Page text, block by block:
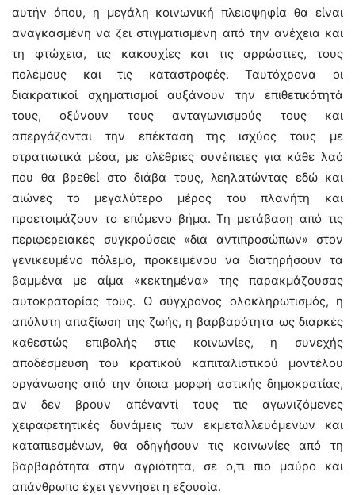
αυτήν όπου, η μεγάλη κοινωνική πλειοψηφία θα είναι
αναγκασμένη να ζει στιγματισμένη από την ανέχεια και
τη φτώχεια, τις κακουχίες και τις αρρώστιες, τους
πολέμους και τις καταστροφές. Ταυτόχρονα οι
διακρατικοί σχηματισμοί αυξάνουν την επιθετικότητά
τους, οξύνουν τους ανταγωνισμούς τους και
απεργάζονται την επέκταση της ισχύος τους με
στρατιωτικά μέσα, με ολέθριες συνέπειες για κάθε λαό
που θα βρεθεί στο διάβα τους, λεηλατώντας εδώ και
αιώνες το μεγαλύτερο μέρος του πλανήτη και
προετοιμάζουν το επόμενο βήμα. Τη μετάβαση από τις
περιφερειακές συγκρούσεις «δια αντιπροσώπων» στον
γενικευμένο πόλεμο, προκειμένου να διατηρήσουν τα
βαμμένα με αίμα «κεκτημένα» της παρακμάζουσας
αυτοκρατορίας τους. Ο σύγχρονος ολοκληρωτισμός, η
απόλυτη απαξίωση της ζωής, η βαρβαρότητα ως διαρκές
καθεστώς επιβολής στις κοινωνίες, η συνεχής
αποδέσμευση του κρατικού καπιταλιστικού μοντέλου
οργάνωσης από την όποια μορφή αστικής δημοκρατίας,
αν δεν βρουν απέναντί τους τις αγωνιζόμενες
χειραφετητικές δυνάμεις των εκμεταλλευόμενων και
καταπιεσμένων, θα οδηγήσουν τις κοινωνίες από τη
βαρβαρότητα στην αγριότητα, σε ο,τι πιο μαύρο και
απάνθρωπο έχει γεννήσει η εξουσία.